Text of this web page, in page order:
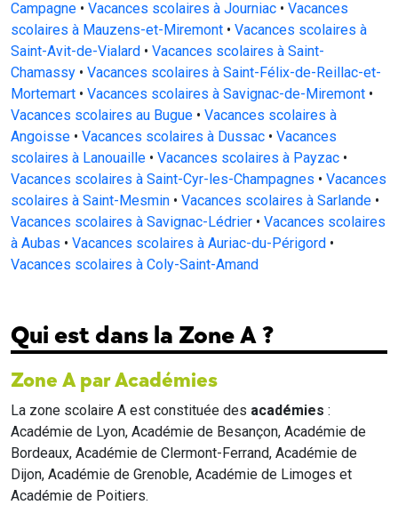
Campagne • Vacances scolaires à Journiac • Vacances
scolaires à Mauzens-et-Miremont • Vacances scolaires à
Saint-Avit-de-Vialard • Vacances scolaires à Saint-
Chamassy • Vacances scolaires à Saint-Félix-de-Reillac-et-
Mortemart • Vacances scolaires à Savignac-de-Miremont •
Vacances scolaires au Bugue • Vacances scolaires à
Angoisse • Vacances scolaires à Dussac • Vacances
scolaires à Lanouaille • Vacances scolaires à Payzac •
Vacances scolaires à Saint-Cyr-les-Champagnes • Vacances
scolaires à Saint-Mesmin • Vacances scolaires à Sarlande •
Vacances scolaires à Savignac-Lédrier • Vacances scolaires
à Aubas • Vacances scolaires à Auriac-du-Périgord •
Vacances scolaires à Coly-Saint-Amand
Qui est dans la Zone A ?
Zone A par Académies
La zone scolaire A est constituée des académies :
Académie de Lyon, Académie de Besançon, Académie de
Bordeaux, Académie de Clermont-Ferrand, Académie de
Dijon, Académie de Grenoble, Académie de Limoges et
Académie de Poitiers.